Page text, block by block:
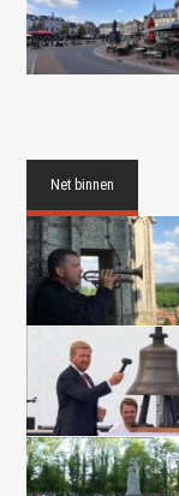
Net binnen